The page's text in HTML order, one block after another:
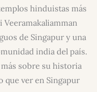
hinduistas más
Veeramakaliamman
de Singapur y una
india del país.
sobre su historia
que ver en Singapur